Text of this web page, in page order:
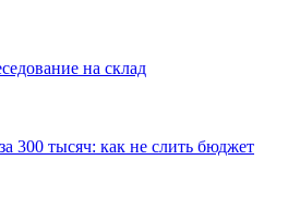
на склад
300 тысяч: как не слить бюджет